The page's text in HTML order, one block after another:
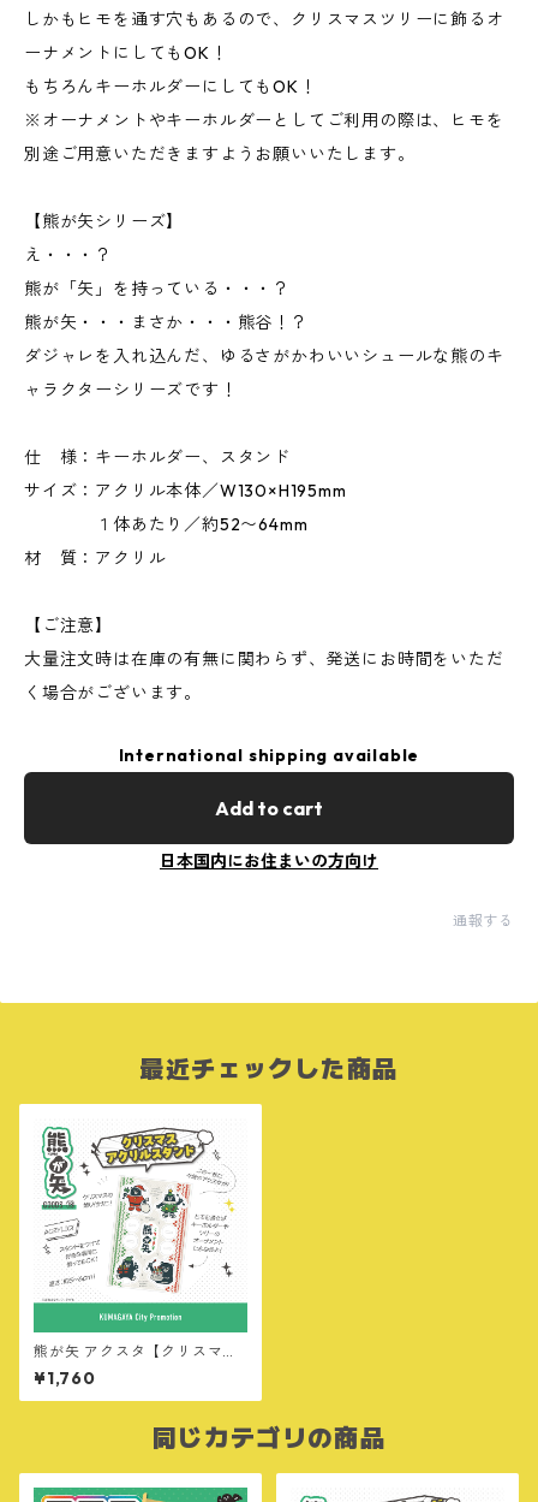
しかもヒモを通す穴もあるので、クリスマスツリーに飾るオ
ーナメントにしてもOK！
もちろんキーホルダーにしてもOK！
※オーナメントやキーホルダーとしてご利用の際は、ヒモを
別途ご用意いただきますようお願いいたします。
【熊が矢シリーズ】
え・・・？
熊が「矢」を持っている・・・？
熊が矢・・・まさか・・・熊谷！？
ダジャレを入れ込んだ、ゆるさがかわいいシュールな熊のキ
ャラクターシリーズです！
仕 様：キーホルダー、スタンド
サイズ：アクリル本体／W130×H195mm
１体あたり／約52〜64mm
材 質：アクリル
【ご注意】
大量注文時は在庫の有無に関わらず、発送にお時間をいただ
く場合がございます。
International shipping available
Add to cart
日本国内にお住まいの方向け
通報する
最近チェックした商品
熊が矢 アクスタ【クリスマスv
er】
¥1,760
同じカテゴリの商品